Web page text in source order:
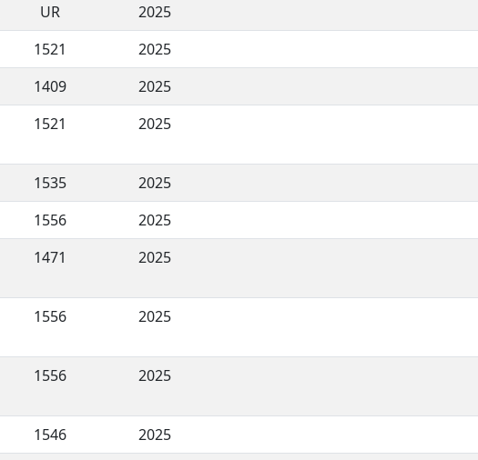
UR
2025
1521
2025
1409
2025
1521 2025
1535
2025
1556
2025
1471 2025
1556 2025
1556 2025
1546
2025